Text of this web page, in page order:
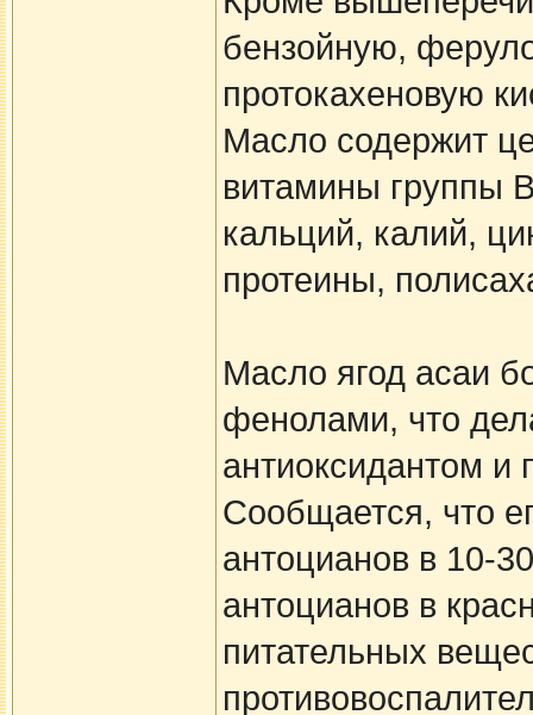
бензойную,
протокахеновую
Масло содержит
витамины группы
кальций, калий,
протеины,
Масло ягод асаи
фенолами, что
антиоксидантом и
Сообщается, что
антоцианов в 10-
антоцианов в
питательных